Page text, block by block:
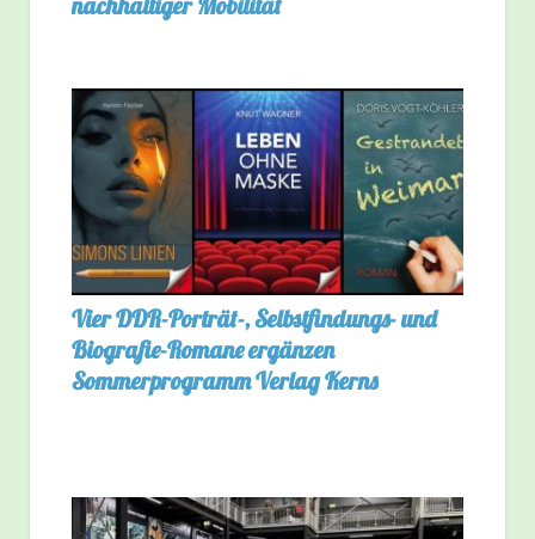
Vier DDR-Porträt-, Selbstfindungs- und
Biografie-Romane ergänzen
Sommerprogramm Verlag Kerns